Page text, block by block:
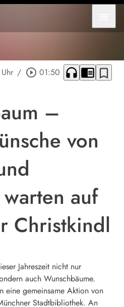
/ play_circle_outline 01:50 headphones chrome_reader_mode bookmark_border
–
von
auf
Christkindl
Jahreszeit nicht nur
auch Wunschbäume.
eine gemeinsame Aktion von
Stadtbibliothek. An